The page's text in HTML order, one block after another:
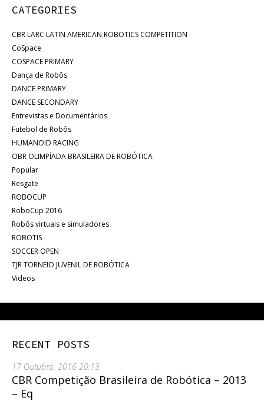
CATEGORIES
CBR LARC LATIN AMERICAN ROBOTICS COMPETITION
CoSpace
COSPACE PRIMARY
Dança de Robôs
DANCE PRIMARY
DANCE SECONDARY
Entrevistas e Documentários
Futebol de Robôs
HUMANOID RACING
OBR OLIMPÍADA BRASILEIRA DE ROBÓTICA
Popular
Resgate
ROBOCUP
RoboCup 2016
Robôs virtuais e simuladores
ROBOTIS
SOCCER OPEN
TJR TORNEIO JUVENIL DE ROBÓTICA
Videos
RECENT POSTS
17 Outubro, 2016 20:13
CBR Competição Brasileira de Robótica – 2013
– Eq